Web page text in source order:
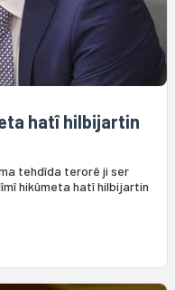
hatî hilbijartin
tehdîda terorê ji ser
hikûmeta hatî hilbijartin